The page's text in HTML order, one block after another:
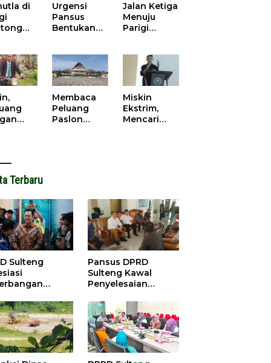
di
Kelola
Urgensi
Pansus
Bentukan
Kisruh
Pengusulan
52 Titik
WPR di
Parigi
Moutong.
Jalan Ketiga
Menuju
Parigi
Beradab
Motor
Membaca
Peluang
Paslon
Miskin
Ekstrim,
Mencari
Terbaru
Sulteng
Dorong
Pansus DPRD
Sulteng Kawal
Penyelesaian
Sawit di Tolitoli